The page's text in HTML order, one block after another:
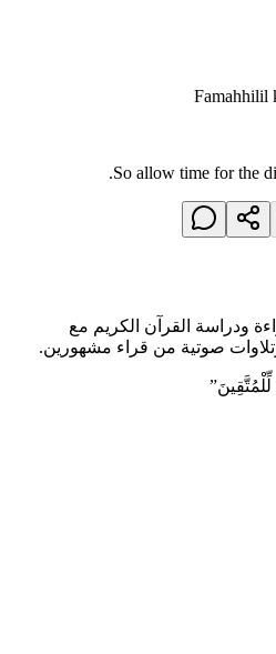
Famahhilil
So allow time for the
ودراسة القرآن الكريم مع
صوتية من قراء مشهورين.
”